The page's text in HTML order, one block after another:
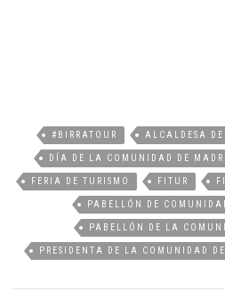
#BIRRATOUR ALCALDESA
DÍA DE LA COMUNIDAD DE
FERIA DE TURISMO FITUR
PABELLÓN DE
PABELLÓN DE LA
PRESIDENTA DE LA COMUNIDAD